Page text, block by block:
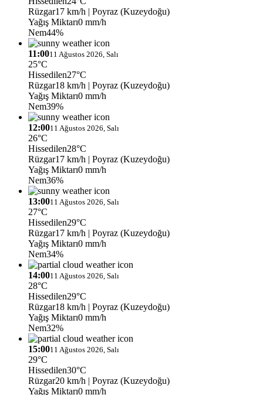
Rüzgar17 km/h | Poyraz (Kuzeydoğu)
Yağış Miktarı0 mm/h
Nem44%
11:0011 Ağustos 2026, Salı
25°C
Hissedilen27°C
Rüzgar18 km/h | Poyraz (Kuzeydoğu)
Yağış Miktarı0 mm/h
Nem39%
12:0011 Ağustos 2026, Salı
26°C
Hissedilen28°C
Rüzgar17 km/h | Poyraz (Kuzeydoğu)
Yağış Miktarı0 mm/h
Nem36%
13:0011 Ağustos 2026, Salı
27°C
Hissedilen29°C
Rüzgar17 km/h | Poyraz (Kuzeydoğu)
Yağış Miktarı0 mm/h
Nem34%
14:0011 Ağustos 2026, Salı
28°C
Hissedilen29°C
Rüzgar18 km/h | Poyraz (Kuzeydoğu)
Yağış Miktarı0 mm/h
Nem32%
15:0011 Ağustos 2026, Salı
29°C
Hissedilen30°C
Rüzgar20 km/h | Poyraz (Kuzeydoğu)
Yağış Miktarı0 mm/h